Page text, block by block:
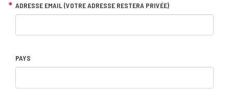
ADRESSE EMAIL (VOTRE ADRESSE RESTERA PRIVÉE)
PAYS